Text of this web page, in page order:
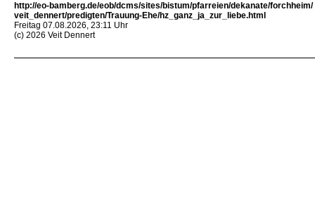
http://eo-bamberg.de/eob/dcms/sites/bistum/pfarreien/dekanate/forchheim/
veit_dennert/predigten/Trauung-Ehe/hz_ganz_ja_zur_liebe.html
Freitag 07.08.2026, 23:11 Uhr
(c) 2026 Veit Dennert